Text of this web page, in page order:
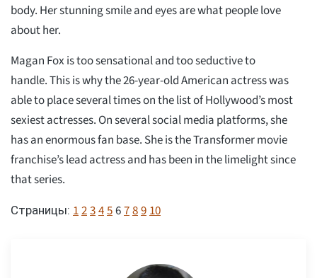
body. Her stunning smile and eyes are what people love
about her.
Magan Fox is too sensational and too seductive to
handle. This is why the 26-year-old American actress was
able to place several times on the list of Hollywood’s most
sexiest actresses. On several social media platforms, she
has an enormous fan base. She is the Transformer movie
franchise’s lead actress and has been in the limelight since
that series.
Страницы: 12345678910